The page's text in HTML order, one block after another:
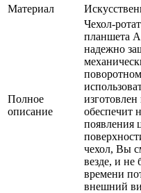
Материал
Полное
описание
Чехол-
планшета
надежно
обеспечит
появления
чехол, Вы
везде, и не
времени
внешний